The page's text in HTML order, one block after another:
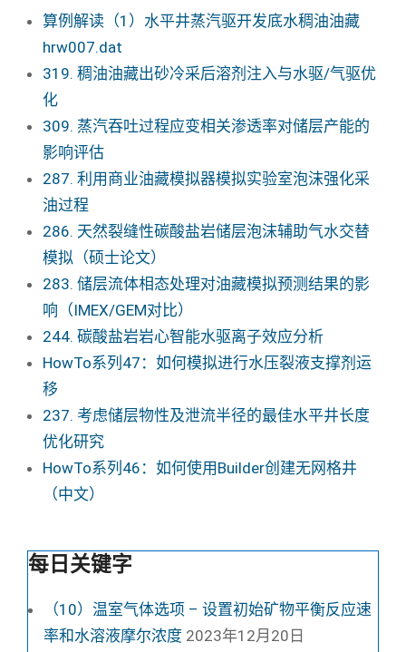
算例解读（1）水平井蒸汽驱开发底水稠油油藏
hrw007.dat
319. 稠油油藏出砂冷采后溶剂注入与水驱/气驱优
化
309. 蒸汽吞吐过程应变相关渗透率对储层产能的
影响评估
287. 利用商业油藏模拟器模拟实验室泡沫强化采
油过程
286. 天然裂缝性碳酸盐岩储层泡沫辅助气水交替
模拟（硕士论文）
283. 储层流体相态处理对油藏模拟预测结果的影
响（IMEX/GEM对比）
244. 碳酸盐岩岩心智能水驱离子效应分析
HowTo系列47：如何模拟进行水压裂液支撑剂运
移
237. 考虑储层物性及泄流半径的最佳水平井长度
优化研究
HowTo系列46：如何使用Builder创建无网格井
（中文）
每日关键字
（10）温室气体选项 – 设置初始矿物平衡反应速
率和水溶液摩尔浓度 2023年12月20日